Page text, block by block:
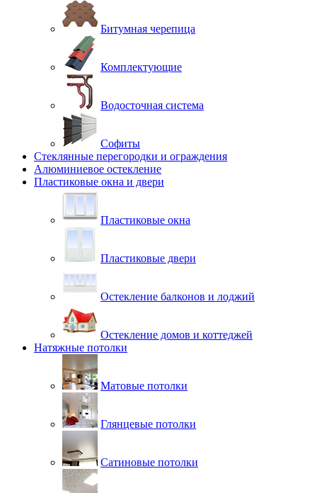
Битумная черепица
Комплектующие
Водосточная система
Софиты
Стеклянные перегородки и ограждения
Алюминиевое остекление
Пластиковые окна и двери
Пластиковые окна
Пластиковые двери
Остекление балконов и лоджий
Остекление домов и коттеджей
Натяжные потолки
Матовые потолки
Глянцевые потолки
Сатиновые потолки